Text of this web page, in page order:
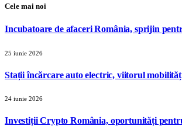
Cele mai noi
Incubatoare de afaceri România, sprijin
25 iunie 2026
Stații încărcare auto electric, viitorul
24 iunie 2026
Investiții Crypto România, oportunități